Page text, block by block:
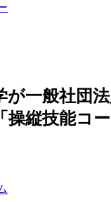
が一般社団
操縦技能コ